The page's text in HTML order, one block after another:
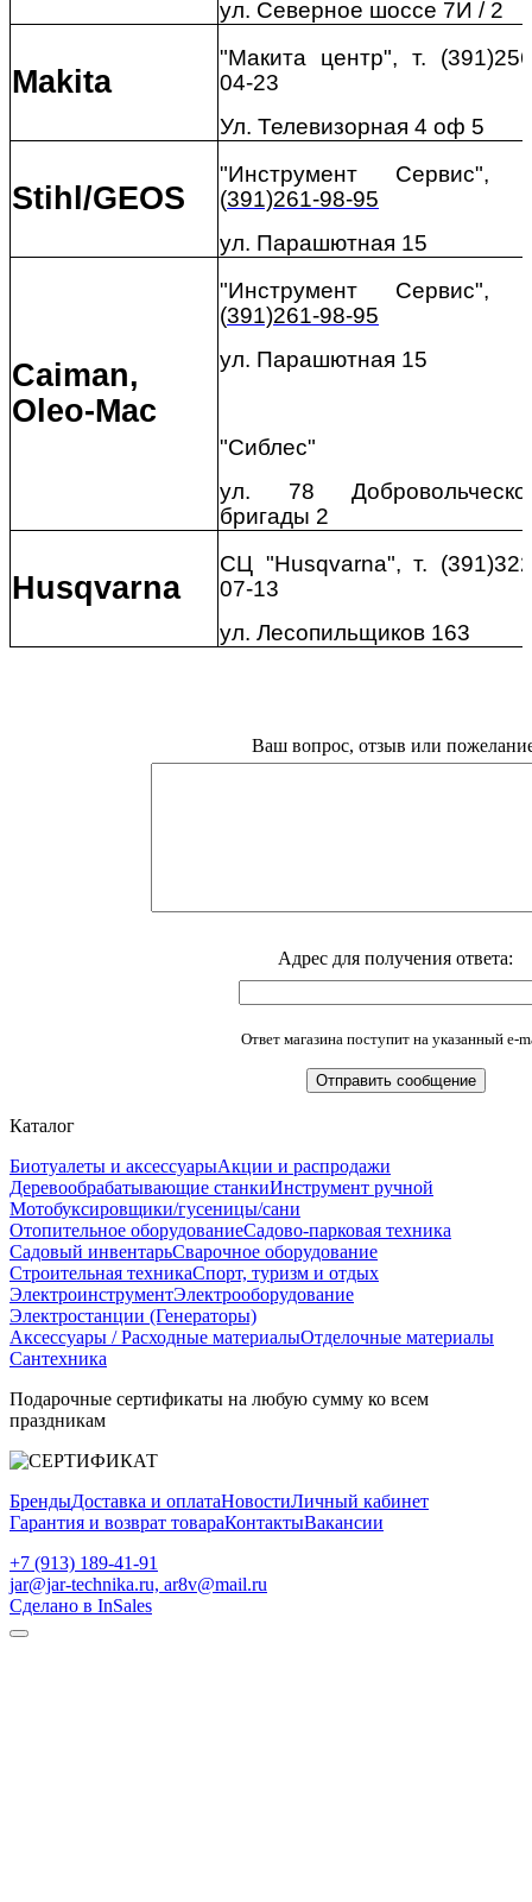
ул. Северное шоссе 7И / 2
Makita
"Макита центр", т.
04-23
Ул. Телевизорная 4 оф 5
Stihl /GEOS
"Инструмент Сервис",
(391)261-98-95
ул. Парашютная 15
Caiman,
Oleo-Mac
"Инструмент Сервис",
(391)261-98-95
ул. Парашютная 15
"Сиблес"
ул. 78
бригады 2
Husqvarna
СЦ "Husqvarna", т.
07-13
ул. Лесопильщиков 163
Ваш вопрос, отзыв или
Адрес для получения ответа:
Ответ магазина поступит на указанный e-
Каталог
Биотуалеты и аксессуарыАкции и распродажи
Деревообрабатывающие станкиИнструмент ручной
Мотобуксировщики/гусеницы/сани
Отопительное оборудованиеСадово-парковая техника
Садовый инвентарьСварочное оборудование
Строительная техникаСпорт, туризм и отдых
ЭлектроинструментЭлектрооборудование
Электростанции (Генераторы)
Аксессуары / Расходные материалыОтделочные материалы
Сантехника
Подарочные сертификаты на любую сумму ко всем
праздникам
БрендыДоставка и оплатаНовостиЛичный кабинет
Гарантия и возврат товараКонтактыВакансии
+7 (913) 189-41-91
jar@jar-technika.ru, ar8v@mail.ru
Сделано в InSales